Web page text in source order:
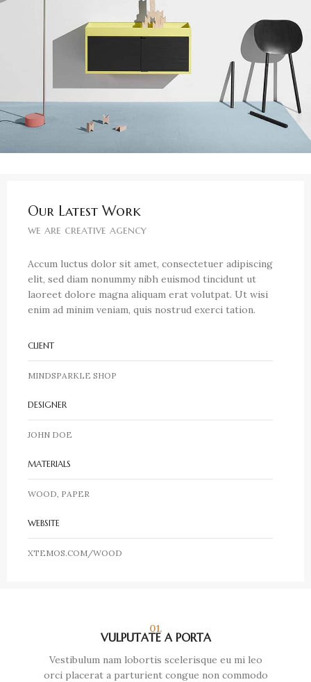
Our Latest Work
we are creative agency
Accum luctus dolor sit amet, consectetuer adipiscing
elit, sed diam nonummy nibh euismod tincidunt ut
laoreet dolore magna aliquam erat volutpat. Ut wisi
enim ad minim veniam, quis nostrud exerci tation.
CLIENT
MINDSPARKLE SHOP
DESIGNER
JOHN DOE
MATERIALS
WOOD, PAPER
WEBSITE
XTEMOS.COM/WOOD
01.
VULPUTATE A PORTA
Vestibulum nam lobortis scelerisque eu mi leo
orci placerat a parturient congue non commodo